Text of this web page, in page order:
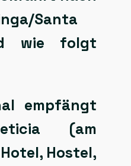
Santa
wie folgt
empfängt
(am
Hostel,